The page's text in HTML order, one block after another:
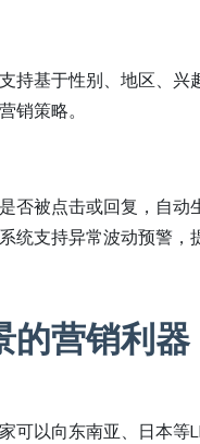
持基于性别、地区、
销策略。
否被点击或回复，自
统支持异常波动预警，
的营销利器
可以向东南亚、日本等